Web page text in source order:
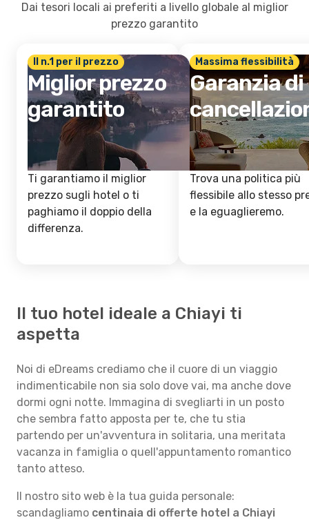
Dai tesori locali ai preferiti a livello globale al miglior
prezzo garantito
Il n.1 per il prezzo
Miglior prezzo
garantito
Ti garantiamo il miglior
prezzo sugli hotel o ti
paghiamo il doppio della
differenza.
Massima flessibilità
Garanzia di
Trova una politica più
flessibile allo stesso
e la eguaglieremo.
Il tuo hotel ideale a Chiayi ti
aspetta
Noi di eDreams crediamo che il cuore di un viaggio
indimenticabile non sia solo dove vai, ma anche dove
dormi ogni notte. Immagina di svegliarti in un posto
che sembra fatto apposta per te, che tu stia
partendo per un'avventura in solitaria, una meritata
vacanza in famiglia o quell'appuntamento romantico
tanto atteso.
Il nostro sito web è la tua guida personale:
scandagliamo centinaia di offerte hotel a Chiayi